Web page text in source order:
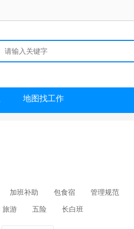
地图找工作
加班补助 包食宿 管理规范
旅游 五险 长白班